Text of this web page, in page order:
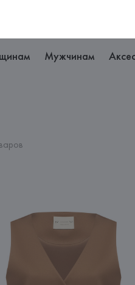
Мужчинам